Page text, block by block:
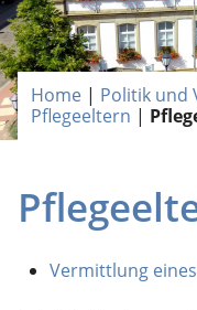
Home | Politik und
Pflegeeltern |
Vermittlung